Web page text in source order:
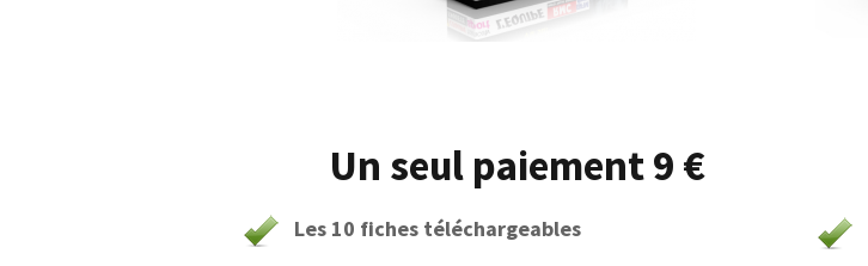
Un seul paiement 9 €
Les 10 fiches téléchargeables